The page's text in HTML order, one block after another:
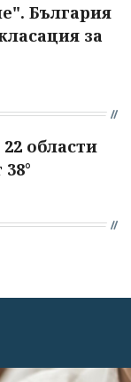
България
за
области